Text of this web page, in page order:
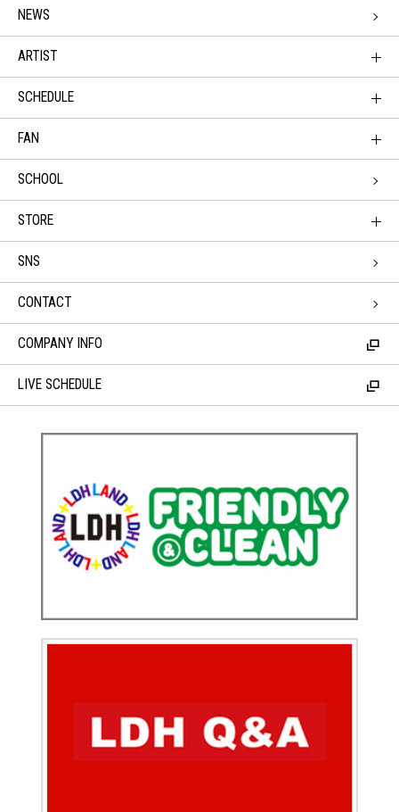
NEWS
ARTIST
SCHEDULE
FAN
SCHOOL
STORE
SNS
CONTACT
COMPANY INFO
LIVE SCHEDULE